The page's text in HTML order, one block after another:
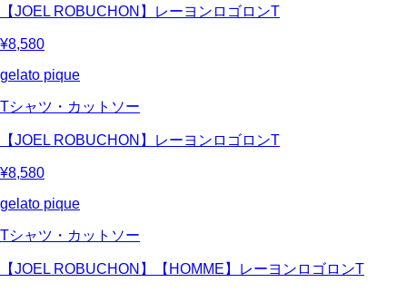
【JOEL ROBUCHON】レーヨンロゴロンT
¥8,580
gelato pique
Tシャツ・カットソー
【JOEL ROBUCHON】レーヨンロゴロンT
¥8,580
gelato pique
Tシャツ・カットソー
【JOEL ROBUCHON】【HOMME】レーヨンロゴロンT